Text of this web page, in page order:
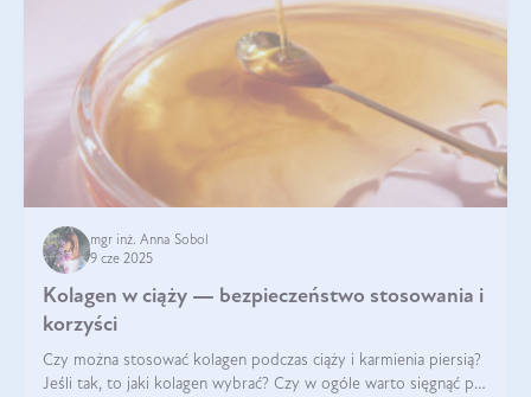
mgr inż. Anna Sobol
9 cze 2025
Kolagen w ciąży — bezpieczeństwo stosowania i
korzyści
Czy można stosować kolagen podczas ciąży i karmienia piersią?
Jeśli tak, to jaki kolagen wybrać? Czy w ogóle warto sięgnąć po